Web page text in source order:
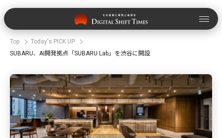
Top
Today's PICK UP
SUBARU、AI開発拠点「SUBARU Lab」を渋谷に開設